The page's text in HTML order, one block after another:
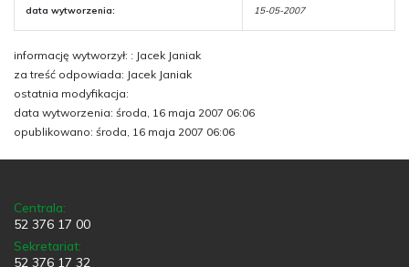
data wytworzenia: 15-05-2007
informację wytworzył: : Jacek Janiak
za treść odpowiada: Jacek Janiak
ostatnia modyfikacja:
data wytworzenia: środa, 16 maja 2007 06:06
opublikowano: środa, 16 maja 2007 06:06
Centrala:
52 376 17 00
Sekretariat:
52 376 17 32